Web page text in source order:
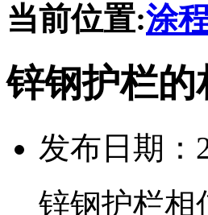
当前位置:涂
锌钢护栏的
发布日期：
锌钢护栏相